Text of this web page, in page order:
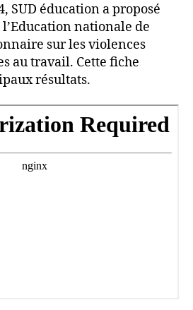
SUD éducation a proposé
nationale de
sur les violences
au travail. Cette fiche
résultats.